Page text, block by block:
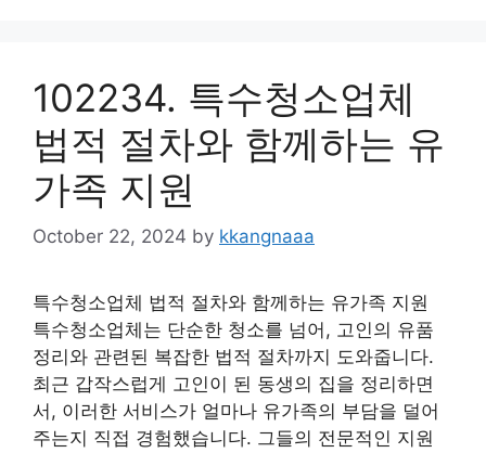
102234. 특수청소업체
법적 절차와 함께하는 유
가족 지원
October 22, 2024 by kkangnaaa
특수청소업체 법적 절차와 함께하는 유가족 지원
특수청소업체는 단순한 청소를 넘어, 고인의 유품
정리와 관련된 복잡한 법적 절차까지 도와줍니다.
최근 갑작스럽게 고인이 된 동생의 집을 정리하면
서, 이러한 서비스가 얼마나 유가족의 부담을 덜어
주는지 직접 경험했습니다. 그들의 전문적인 지원